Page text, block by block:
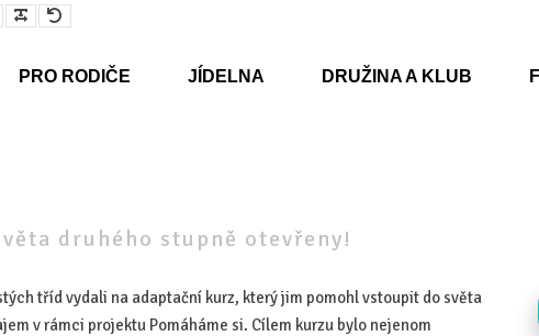
Larger
Font
Readable
Font
Default
Font
PRO RODIČE JÍDELNA DRUŽINA A KLUB
druhého stupně otevřeny!
tříd vydali na adaptační kurz, který jim pomohl vstoupit do světa
v rámci projektu Pomáháme si. Cílem kurzu bylo nejenom